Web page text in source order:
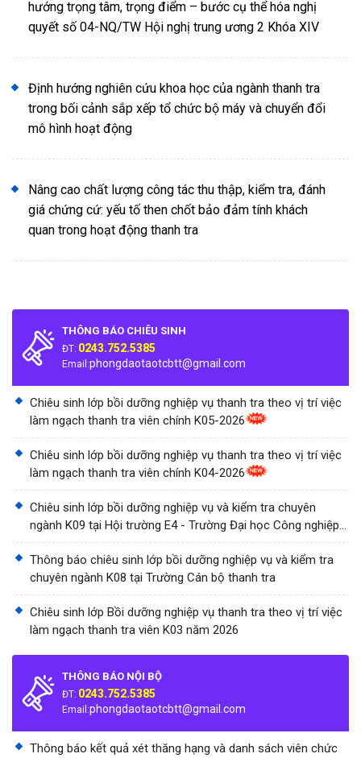
hướng trọng tâm, trọng điểm – bước cụ thể hóa nghị
quyết số 04-NQ/TW Hội nghị trung ương 2 Khóa XIV
Định hướng nghiên cứu khoa học của ngành thanh tra
trong bối cảnh sắp xếp tổ chức bộ máy và chuyển đổi
mô hình hoạt động
Nâng cao chất lượng công tác thu thập, kiểm tra, đánh
giá chứng cứ: yếu tố then chốt bảo đảm tính khách
quan trong hoạt động thanh tra
THÔNG BÁO CHIÊU SINH
ĐT: 0243.752.5385
Email:phongdaotaotcbtt@gmail.com
Chiêu sinh lớp bồi dưỡng nghiệp vụ thanh tra theo vị trí việc
làm ngạch thanh tra viên chính K05-2026
Chiêu sinh lớp bồi dưỡng nghiệp vụ thanh tra theo vị trí việc
làm ngạch thanh tra viên chính K04-2026
Chiêu sinh lớp bồi dưỡng nghiệp vụ và kiểm tra chuyên
ngành K09 tại Hội trường E4 - Trường Đại học Công nghiệp
Thành phố Hồ Chí Minh
Thông báo chiêu sinh lớp bồi dưỡng nghiệp vụ và kiểm tra
chuyên ngành K08 tại Trường Cán bộ thanh tra
Chiêu sinh lớp Bồi dưỡng nghiệp vụ thanh tra theo vị trí việc
làm ngạch thanh tra viên K03 năm 2026
THÔNG BÁO NỘI BỘ
ĐT: 0243.752.5385
Email:phongdaotaotcbtt@gmail.com
Thông báo kết quả xét thăng hạng và danh sách viên chức